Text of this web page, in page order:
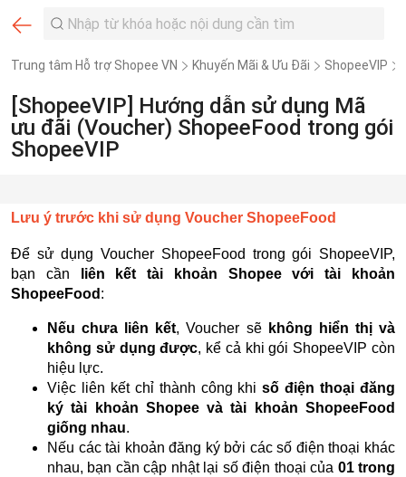
Trung tâm Hỗ trợ Shopee VN Khuyến Mãi & Ưu Đãi ShopeeVIP
[ShopeeVIP] Hướng dẫn sử dụng Mã
ưu đãi (Voucher) ShopeeFood trong gói
ShopeeVIP
Lưu ý trước khi sử dụng Voucher ShopeeFood
Để sử dụng Voucher ShopeeFood trong gói ShopeeVIP,
bạn cần
liên kết tài khoản Shopee với tài khoản
ShopeeFood :
Nếu chưa liên kết, Voucher sẽ không hiển thị và
không sử dụng được, kể cả khi gói ShopeeVIP còn
hiệu lực.
Việc liên kết chỉ thành công khisố điện thoại đăng
ký tài khoản Shopee và tài khoản ShopeeFood
giống nhau.
Nếu các tài khoản đăng ký bởi các số điện thoại khác
nhau, bạn cần cập nhật lại số điện thoại của 01 trong